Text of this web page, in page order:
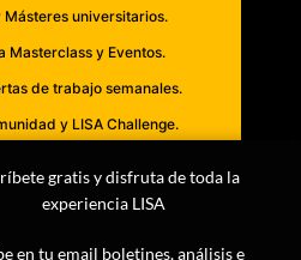
Másteres universitarios.
Masterclass y Eventos.
de trabajo semanales.
y LISA Challenge.
gratis y disfruta de toda la
experiencia LISA
en tu email boletines, análisis e